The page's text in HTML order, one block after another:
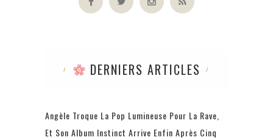
DERNIERS ARTICLES
Angèle Troque La Pop Lumineuse Pour La Rave,
Et Son Album Instinct Arrive Enfin Après Cinq